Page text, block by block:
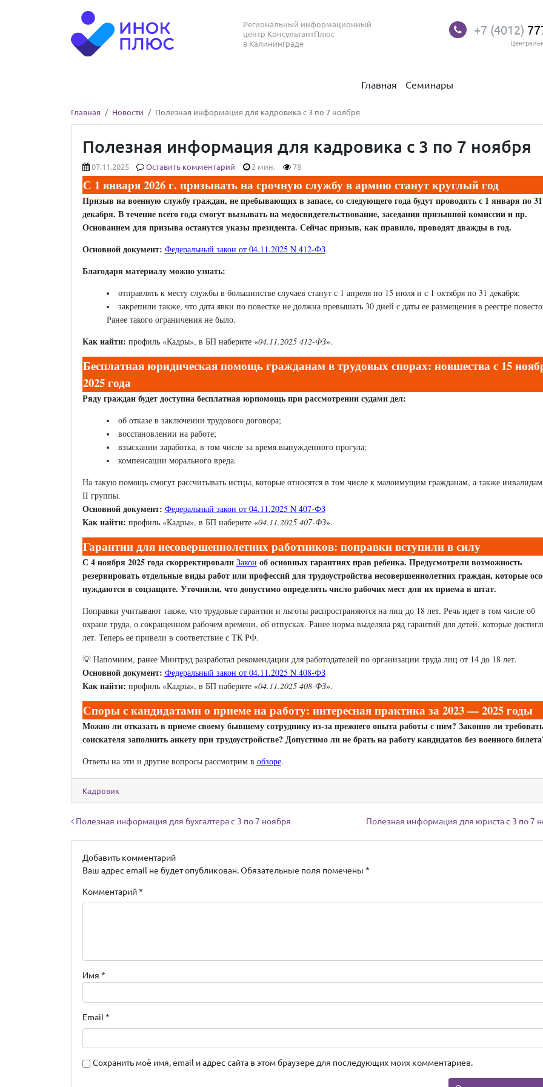
Региональный информационный
центр КонсультантПлюс
в Калининграде
+7 (4012)
Главная Семинары
Главная Новости Полезная информация для кадровика с 3 по 7 ноября
Полезная информация для кадровика с 3 по 7 ноября
07.11.2025 Оставить комментарий 2 мин. 78
С 1 января 2026 г. призывать на срочную службу в армию станут круглый год
Призыв на военную службу граждан, не пребывающих в запасе, со следующего года будут проводить с 1 января по 31
декабря. В течение всего года смогут вызывать на медосвидетельствование, заседания призывной комиссии и пр.
Основанием для призыва останутся указы президента. Сейчас призыв, как правило, проводят дважды в год.
Основной документ: Федеральный закон от 04.11.2025 N 412-ФЗ
Благодаря материалу можно узнать:
отправлять к месту службы в большинстве случаев станут с 1 апреля по 15 июля и с 1 октября по 31 декабря;
закрепили также, что дата явки по повестке не должна превышать 30 дней с даты ее размещения в реестре
Ранее такого ограничения не было.
Как найти: профиль «Кадры», в БП наберите «04.11.2025 412-ФЗ».
Бесплатная юридическая помощь гражданам в трудовых спорах: новшества с 15
2025 года
Ряду граждан будет доступна бесплатная юрпомощь при рассмотрении судами дел:
об отказе в заключении трудового договора;
восстановлении на работе;
взыскании заработка, в том числе за время вынужденного прогула;
компенсации морального вреда.
На такую помощь смогут рассчитывать истцы, которые относятся в том числе к малоимущим гражданам, а также
II группы.
Основной документ: Федеральный закон от 04.11.2025 N 407-ФЗ
Как найти: профиль «Кадры», в БП наберите «04.11.2025 407-ФЗ».
Гарантии для несовершеннолетних работников: поправки вступили в силу
С 4 ноября 2025 года скорректировали Закон об основных гарантиях прав ребенка. Предусмотрели возможность
резервировать отдельные виды работ или профессий для трудоустройства несовершеннолетних граждан, которые
нуждаются в соцзащите. Уточнили, что допустимо определять число рабочих мест для их приема в штат.
Поправки учитывают также, что трудовые гарантии и льготы распространяются на лиц до 18 лет. Речь идет в том числе об
охране труда, о сокращенном рабочем времени, об отпусках. Ранее норма выделяла ряд гарантий для детей, которые
лет. Теперь ее привели в соответствие с ТК РФ.
💡 Напомним, ранее Минтруд разработал рекомендации для работодателей по организации труда лиц от 14 до 18 лет.
Основной документ: Федеральный закон от 04.11.2025 N 408-ФЗ
Как найти: профиль «Кадры», в БП наберите «04.11.2025 408-ФЗ».
Споры с кандидатами о приеме на работу: интересная практика за 2023 — 2025 годы
Можно ли отказать в приеме своему бывшему сотруднику из-за прежнего опыта работы с ним? Законно ли
соискателя заполнить анкету при трудоустройстве? Допустимо ли не брать на работу кандидатов без военного
Ответы на эти и другие вопросы рассмотрим в обзоре.
Кадровик
Навигация по записям
Полезная информация для бухгалтера с 3 по 7 ноября Полезная информация для юриста с 3 по 7
Добавить комментарий
Ваш адрес email не будет опубликован. Обязательные поля помечены *
Комментарий*
Имя *
Email *
Сохранить моё имя, email и адрес сайта в этом браузере для последующих моих комментариев.